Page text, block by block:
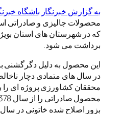
به گزارش خبرنگار باشگاه
محصولات جالیزی و
که در شهرستان های استان
برداشت می شود.
این محصول به دلیل دگرگشنی
در سال های متمادی دچار
محققان کشاورزی پروژه ای